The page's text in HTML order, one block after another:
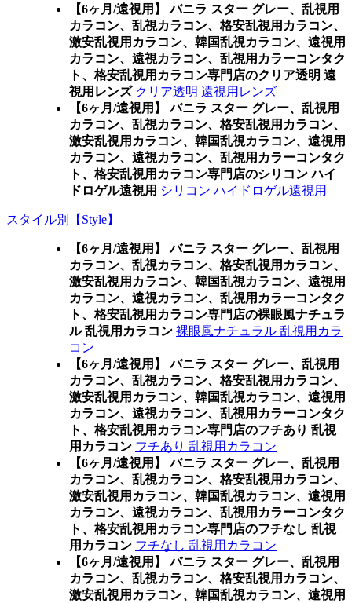
【6ヶ月/遠視用】 バニラ スター グレー、乱視用
カラコン、乱視カラコン、格安乱視用カラコン、
激安乱視用カラコン、韓国乱視カラコン、遠視用
カラコン、遠視カラコン、乱視用カラーコンタク
ト、格安乱視用カラコン専門店のクリア透明 遠
視用レンズ クリア透明 遠視用レンズ
【6ヶ月/遠視用】 バニラ スター グレー、乱視用
カラコン、乱視カラコン、格安乱視用カラコン、
激安乱視用カラコン、韓国乱視カラコン、遠視用
カラコン、遠視カラコン、乱視用カラーコンタク
ト、格安乱視用カラコン専門店のシリコン ハイ
ドロゲル遠視用 シリコン ハイドロゲル遠視用
スタイル別【Style】
【6ヶ月/遠視用】 バニラ スター グレー、乱視用
カラコン、乱視カラコン、格安乱視用カラコン、
激安乱視用カラコン、韓国乱視カラコン、遠視用
カラコン、遠視カラコン、乱視用カラーコンタク
ト、格安乱視用カラコン専門店の裸眼風ナチュラ
ル 乱視用カラコン 裸眼風ナチュラル 乱視用カラ
コン
【6ヶ月/遠視用】 バニラ スター グレー、乱視用
カラコン、乱視カラコン、格安乱視用カラコン、
激安乱視用カラコン、韓国乱視カラコン、遠視用
カラコン、遠視カラコン、乱視用カラーコンタク
ト、格安乱視用カラコン専門店のフチあり 乱視
用カラコン フチあり 乱視用カラコン
【6ヶ月/遠視用】 バニラ スター グレー、乱視用
カラコン、乱視カラコン、格安乱視用カラコン、
激安乱視用カラコン、韓国乱視カラコン、遠視用
カラコン、遠視カラコン、乱視用カラーコンタク
ト、格安乱視用カラコン専門店のフチなし 乱視
用カラコン フチなし 乱視用カラコン
【6ヶ月/遠視用】 バニラ スター グレー、乱視用
カラコン、乱視カラコン、格安乱視用カラコン、
激安乱視用カラコン、韓国乱視カラコン、遠視用